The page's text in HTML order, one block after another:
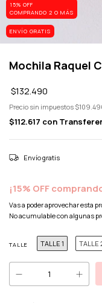
15% OFF
COMPRANDO 2 O MÁS
ENVÍO GRATIS
Mochila Raquel
$132.490
Precio sin impuestos
$112.617 con
Envío gratis
¡15% OFF
Vas a poder aprovechar esta
No acumulable con algunas
TALLE TALLE 1 TALLE